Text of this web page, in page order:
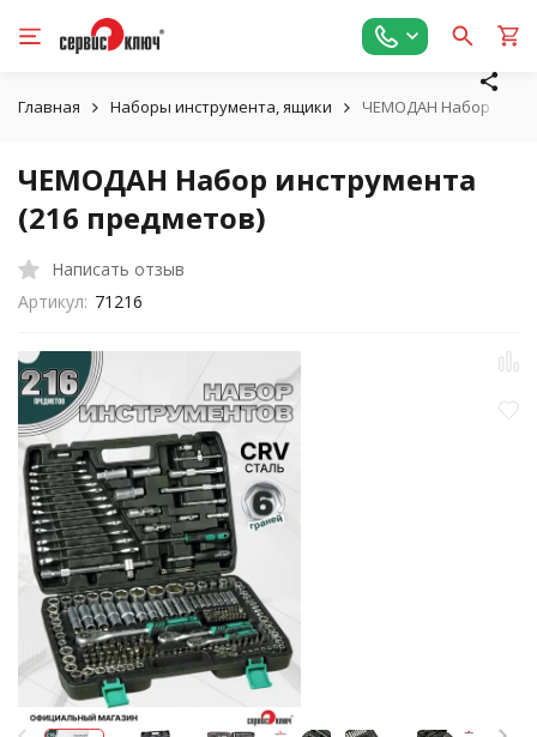
Главная Наборы инструмента, ящики ЧЕМОДАН Набор
ЧЕМОДАН Набор инструмента
(216 предметов)
Написать отзыв
Артикул: 71216